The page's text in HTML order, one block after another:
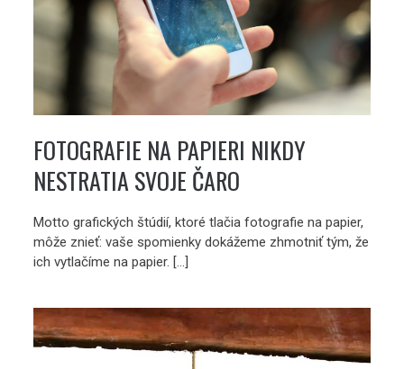
FOTOGRAFIE NA PAPIERI NIKDY
NESTRATIA SVOJE ČARO
Motto grafických štúdií, ktoré tlačia fotografie na papier,
môže znieť: vaše spomienky dokážeme zhmotniť tým, že
ich vytlačíme na papier. […]